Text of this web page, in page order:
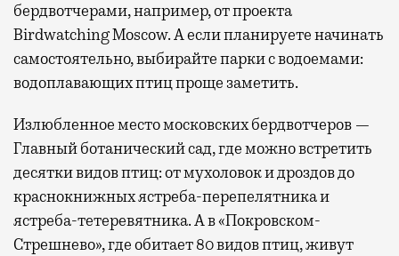
бердвотчерами, например, от проекта
Birdwatching Moscow. А если планируете начинать
самостоятельно, выбирайте парки с водоемами:
водоплавающих птиц проще заметить.
Излюбленное место московских бердвотчеров —
Главный ботанический сад, где можно встретить
десятки видов птиц: от мухоловок и дроздов до
краснокнижных ястреба-перепелятника и
ястреба-тетеревятника. А в «Покровском-
Стрешнево», где обитает 80 видов птиц, живут